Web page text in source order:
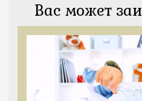
Вас может